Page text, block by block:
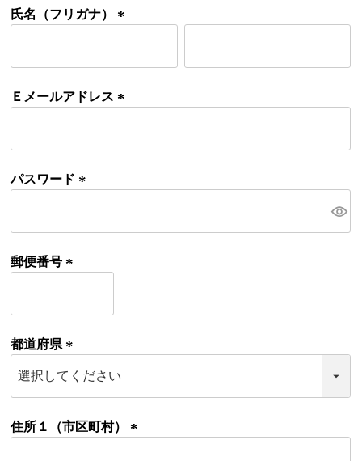
氏名（フリガナ）
)
Ｅメールアドレス
パスワード
郵便番号
)
都道府県
必
)
住所１（市区町村）